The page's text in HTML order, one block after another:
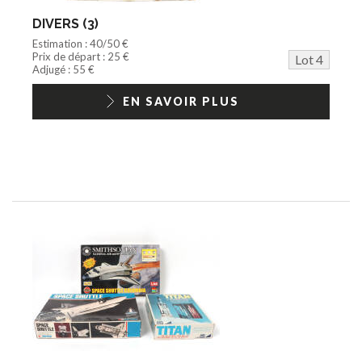
DIVERS (3)
Estimation : 40/50 €
Prix de départ : 25 €
Lot 4
Adjugé : 55 €
EN SAVOIR PLUS